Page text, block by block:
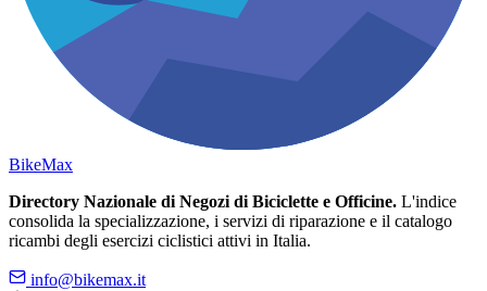
BikeMax
Directory Nazionale di Negozi di Biciclette e Officine. L'indice
consolida la specializzazione, i servizi di riparazione e il catalogo
ricambi degli esercizi ciclistici attivi in Italia.
info@bikemax.it